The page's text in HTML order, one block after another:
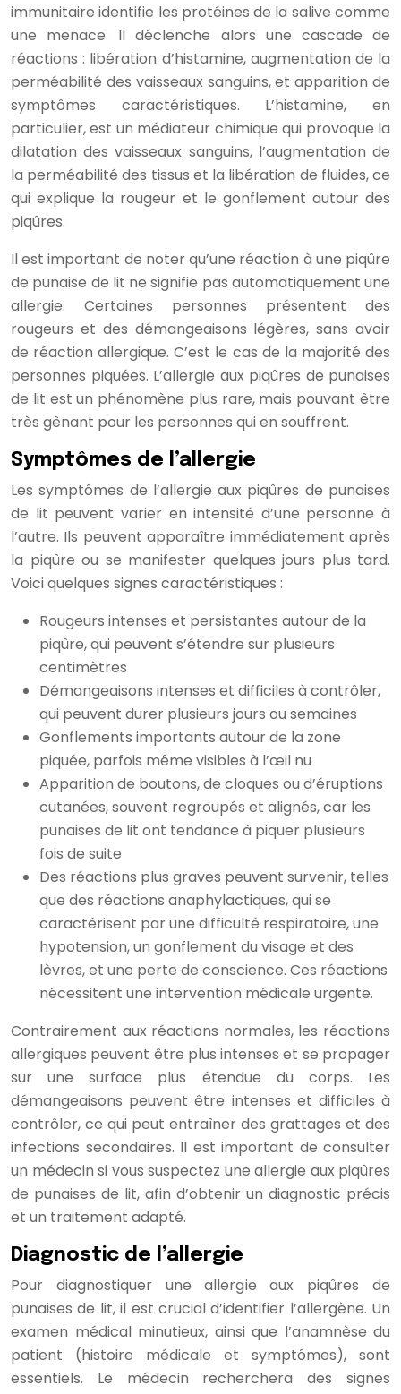
immunitaire identifie les protéines de la salive comme
une menace. Il déclenche alors une cascade de
réactions : libération d’histamine, augmentation de la
perméabilité des vaisseaux sanguins, et apparition de
symptômes caractéristiques. L’histamine, en
particulier, est un médiateur chimique qui provoque la
dilatation des vaisseaux sanguins, l’augmentation de
la perméabilité des tissus et la libération de fluides, ce
qui explique la rougeur et le gonflement autour des
piqûres.
Il est important de noter qu’une réaction à une piqûre
de punaise de lit ne signifie pas automatiquement une
allergie. Certaines personnes présentent des
rougeurs et des démangeaisons légères, sans avoir
de réaction allergique. C’est le cas de la majorité des
personnes piquées. L’allergie aux piqûres de punaises
de lit est un phénomène plus rare, mais pouvant être
très gênant pour les personnes qui en souffrent.
Symptômes de l’allergie
Les symptômes de l’allergie aux piqûres de punaises
de lit peuvent varier en intensité d’une personne à
l’autre. Ils peuvent apparaître immédiatement après
la piqûre ou se manifester quelques jours plus tard.
Voici quelques signes caractéristiques :
Rougeurs intenses et persistantes autour de la
piqûre, qui peuvent s’étendre sur plusieurs
centimètres
Démangeaisons intenses et difficiles à contrôler,
qui peuvent durer plusieurs jours ou semaines
Gonflements importants autour de la zone
piquée, parfois même visibles à l’œil nu
Apparition de boutons, de cloques ou d’éruptions
cutanées, souvent regroupés et alignés, car les
punaises de lit ont tendance à piquer plusieurs
fois de suite
Des réactions plus graves peuvent survenir, telles
que des réactions anaphylactiques, qui se
caractérisent par une difficulté respiratoire, une
hypotension, un gonflement du visage et des
lèvres, et une perte de conscience. Ces réactions
nécessitent une intervention médicale urgente.
Contrairement aux réactions normales, les réactions
allergiques peuvent être plus intenses et se propager
sur une surface plus étendue du corps. Les
démangeaisons peuvent être intenses et difficiles à
contrôler, ce qui peut entraîner des grattages et des
infections secondaires. Il est important de consulter
un médecin si vous suspectez une allergie aux piqûres
de punaises de lit, afin d’obtenir un diagnostic précis
et un traitement adapté.
Diagnostic de l’allergie
Pour diagnostiquer une allergie aux piqûres de
punaises de lit, il est crucial d’identifier l’allergène. Un
examen médical minutieux, ainsi que l’anamnèse du
patient (histoire médicale et symptômes), sont
essentiels. Le médecin recherchera des signes